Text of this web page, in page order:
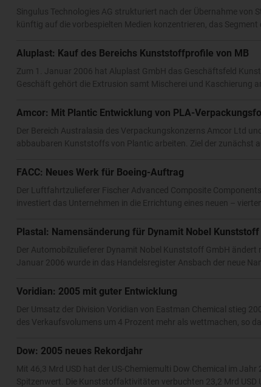
Singulus Technologies AG strukturiert nach der Übernahme
künftig auf die vorbespielten Medien konzentrieren, das
Aluplast: Kauf des Bereichs Kunststoffprofile von MB
Zum 1. Januar 2006 hat Aluplast GmbH das Geschäftsfeld
Geschäft gehört die Extrusion samt Mischerei und Kaschierung
Amcor: Mit Plantic Entwicklung von PLA-
Der Bereich Australasia des Verpackungskonzerns Amcor Ltd
abbaubaren Kunststoffs von Plantic arbeiten. Ziel der zunächst
FACC: Neues Werk für Boeing-Auftrag
Der Luftfahrtzulieferer Fischer Advanced Composite
investiert das Unternehmen in die Errichtung eines neuen –
Plastal: Namensänderung für Dynamit Nobel Kunststoff
Der Automobilzulieferer Dynamit Nobel Kunststoff GmbH ändert
Januar 2006 wurde in das Handelsregister Ansbach der neue
Voridian: 2005 mit guter Entwicklung
Der Umsatz der Division Voridian von Eastman Chemical stieg
des Verkaufsvolumens um 4 Prozent mehr als wettmachen, so
Dow: 2005 neues Rekordjahr
Mit 46,3 Mrd USD hat der US-Chemiemulti Dow Chemical im
Spitzenwert. Die Kunststoffaktivitäten verbuchten 23,2 Mrd USD